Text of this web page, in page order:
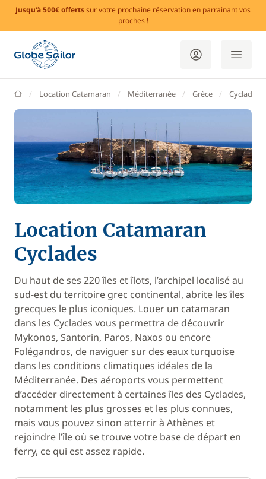
Jusqu'à 500€ offertssur votre prochaine réservation en parrainant vos
proches !
GlobeSailor
Location Catamaran Méditerranée Grèce Cyclades
Location Catamaran
Cyclades
Du haut de ses 220 îles et îlots, l’archipel localisé au
sud-est du territoire grec continental, abrite les îles
grecques le plus iconiques. Louer un catamaran
dans les Cyclades vous permettra de découvrir
Mykonos, Santorin, Paros, Naxos ou encore
Folégandros, de naviguer sur des eaux turquoise
dans les conditions climatiques idéales de la
Méditerranée. Des aéroports vous permettent
d’accéder directement à certaines îles des Cyclades,
notamment les plus grosses et les plus connues,
mais vous pouvez sinon atterrir à Athènes et
rejoindre l’île où se trouve votre base de départ en
ferry, ce qui est assez rapide.